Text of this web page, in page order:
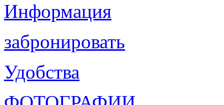
Информация
забронировать
Удобства